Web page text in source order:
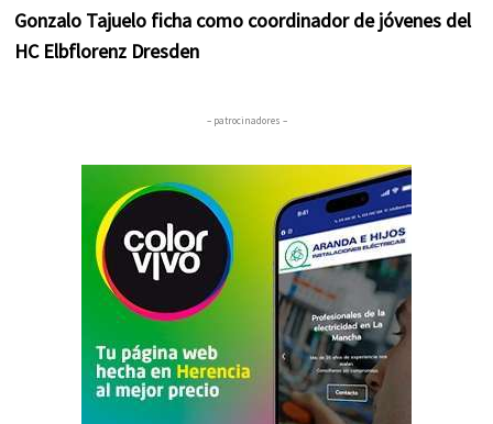
Gonzalo Tajuelo ficha como coordinador de jóvenes del
HC Elbflorenz Dresden
– patrocinadores –